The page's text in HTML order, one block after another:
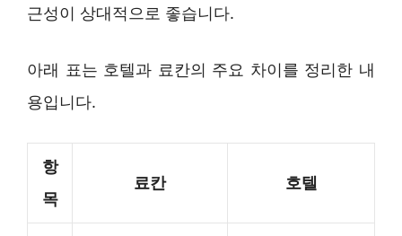
근성이 상대적으로 좋습니다.
아래 표는 호텔과 료칸의 주요 차이를 정리한 내
용입니다.
항
목
료칸 호텔